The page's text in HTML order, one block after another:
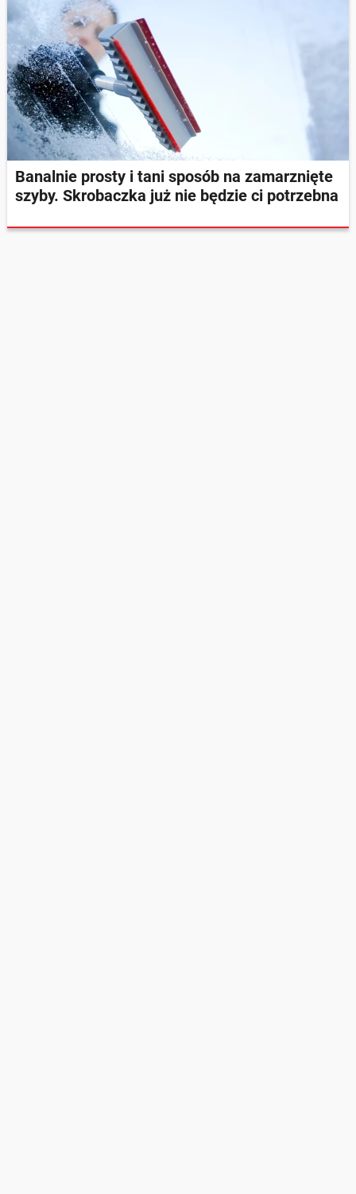
Banalnie prosty i tani sposób na zamarznięte
szyby. Skrobaczka już nie będzie ci potrzebna